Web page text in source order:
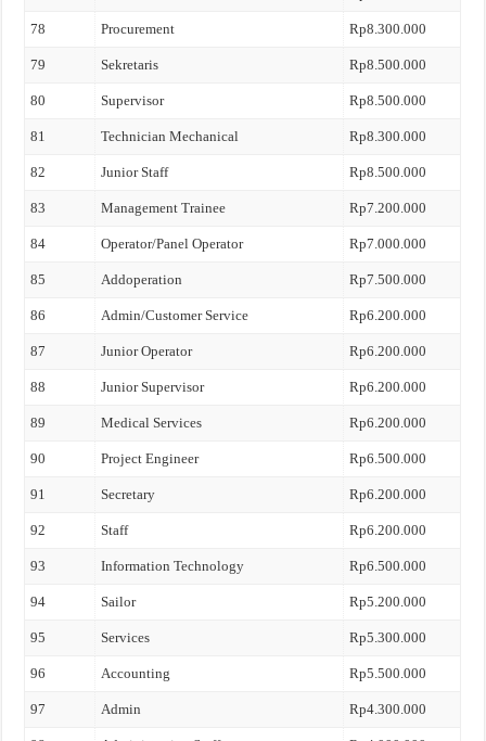
78 Procurement Rp8.300.000
79 Sekretaris Rp8.500.000
80 Supervisor Rp8.500.000
81 Technician Mechanical Rp8.300.000
82 Junior Staff Rp8.500.000
83 Management Trainee Rp7.200.000
84 Operator/Panel Operator Rp7.000.000
85 Addoperation Rp7.500.000
86 Admin/Customer Service Rp6.200.000
87 Junior Operator Rp6.200.000
88 Junior Supervisor Rp6.200.000
89 Medical Services Rp6.200.000
90 Project Engineer Rp6.500.000
91 Secretary Rp6.200.000
92 Staff Rp6.200.000
93 Information Technology Rp6.500.000
94 Sailor Rp5.200.000
95 Services Rp5.300.000
96 Accounting Rp5.500.000
97 Admin Rp4.300.000